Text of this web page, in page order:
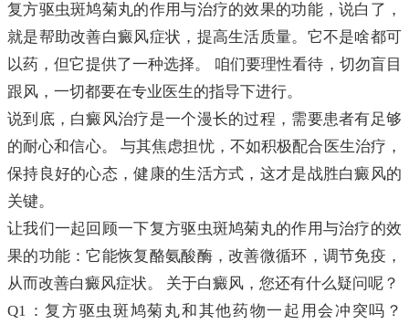
复方驱虫斑鸠菊丸的作用与治疗的效果的功能，说白了，
就是帮助改善白癜风症状，提高生活质量。它不是啥都可
以药，但它提供了一种选择。 咱们要理性看待，切勿盲目
跟风，一切都要在专业医生的指导下进行。
说到底，白癜风治疗是一个漫长的过程，需要患者有足够
的耐心和信心。 与其焦虑担忧，不如积极配合医生治疗，
保持良好的心态，健康的生活方式，这才是战胜白癜风的
关键。
让我们一起回顾一下复方驱虫斑鸠菊丸的作用与治疗的效
果的功能：它能恢复酪氨酸酶，改善微循环，调节免疫，
从而改善白癜风症状。 关于白癜风，您还有什么疑问呢？
Q1：复方驱虫斑鸠菊丸和其他药物一起用会冲突吗？